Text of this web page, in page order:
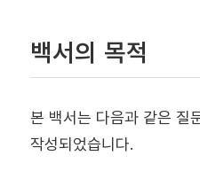
백서의 목적
본 백서는 다음과 같은 질
작성되었습니다.